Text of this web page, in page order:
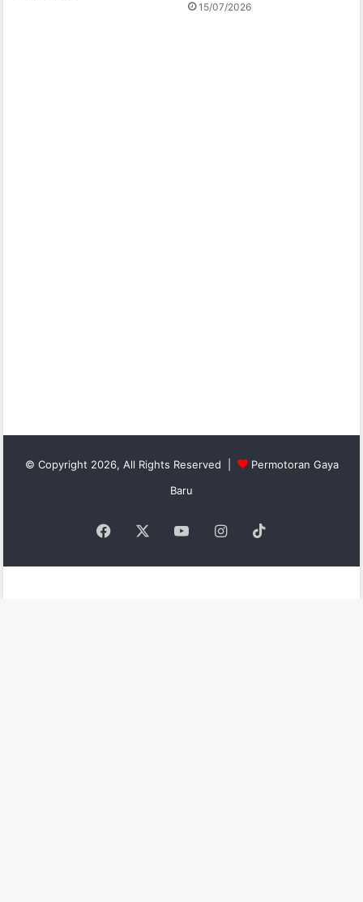
15/07/2026
© Copyright 2026, All Rights Reserved |
Permotoran Gaya
Baru
Facebook YouTubeInstagram